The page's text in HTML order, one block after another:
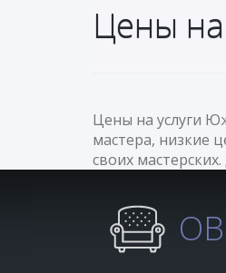
Цены
Цены на услуги
мастера, низкие
своих